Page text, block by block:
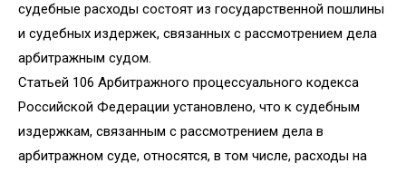
судебные расходы состоят из государственной пошлины
и судебных издержек, связанных с рассмотрением дела
арбитражным судом.
Статьей 106 Арбитражного процессуального кодекса
Российской Федерации установлено, что к судебным
издержкам, связанным с рассмотрением дела в
арбитражном суде, относятся, в том числе, расходы на